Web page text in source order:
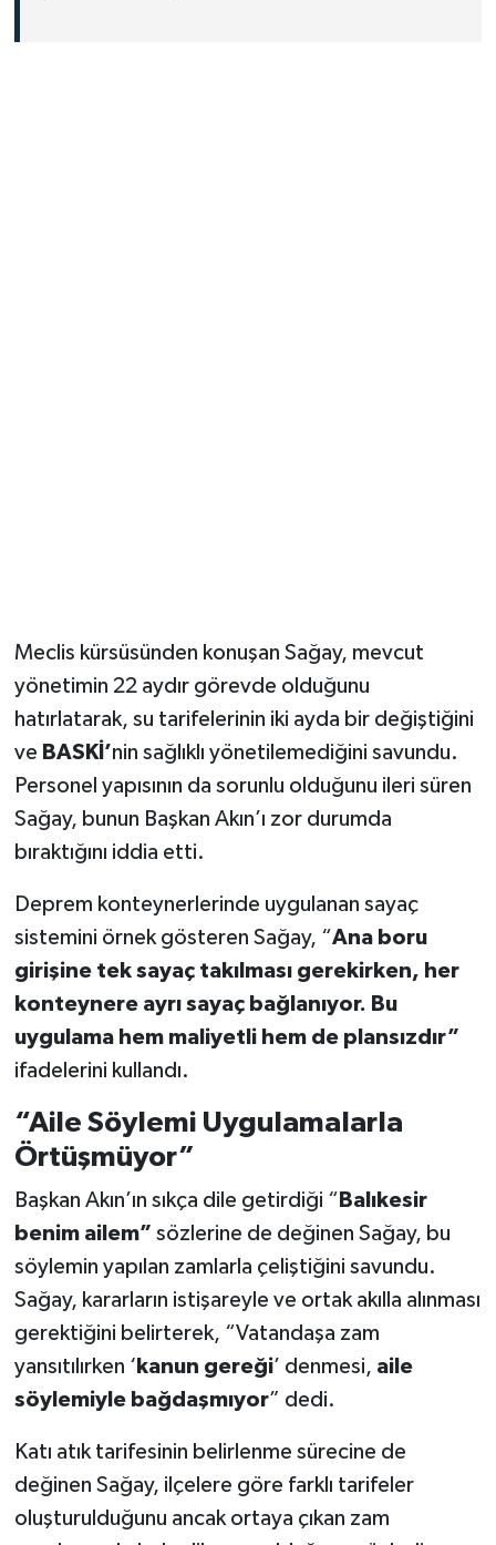
Meclis kürsüsünden konuşan Sağay, mevcut
yönetimin 22 aydır görevde olduğunu
hatırlatarak, su tarifelerinin iki ayda bir değiştiğini
ve BASKİ’nin sağlıklı yönetilemediğini savundu.
Personel yapısının da sorunlu olduğunu ileri süren
Sağay, bunun Başkan Akın’ı zor durumda
bıraktığını iddia etti.
Deprem konteynerlerinde uygulanan sayaç
sistemini örnek gösteren Sağay, “Ana boru
girişine tek sayaç takılması gerekirken, her
konteynere ayrı sayaç bağlanıyor. Bu
uygulama hem maliyetli hem de plansızdır”
ifadelerini kullandı.
“Aile Söylemi Uygulamalarla
Örtüşmüyor”
Başkan Akın’ın sıkça dile getirdiği “ Balıkesir
benim ailem” sözlerine de değinen Sağay, bu
söylemin yapılan zamlarla çeliştiğini savundu.
Sağay, kararların istişareyle ve ortak akılla alınması
gerektiğini belirterek, “Vatandaşa zam
yansıtılırken ‘ kanun gereği’ denmesi, aile
söylemiyle bağdaşmıyor” dedi.
Katı atık tarifesinin belirlenme sürecine de
değinen Sağay, ilçelere göre farklı tarifeler
oluşturulduğunu ancak ortaya çıkan zam